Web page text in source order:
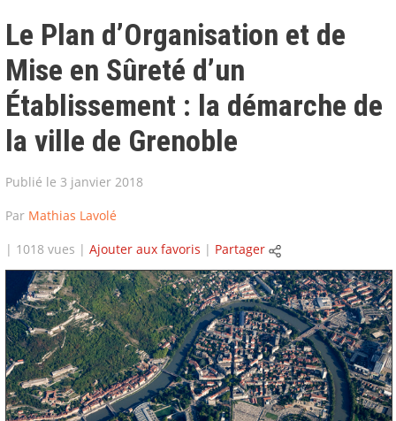
Le Plan d’Organisation et de
Mise en Sûreté d’un
Établissement : la démarche de
la ville de Grenoble
Publié le 3 janvier 2018
Par Mathias Lavolé
| 1018 vues | Ajouter aux favoris | Partager